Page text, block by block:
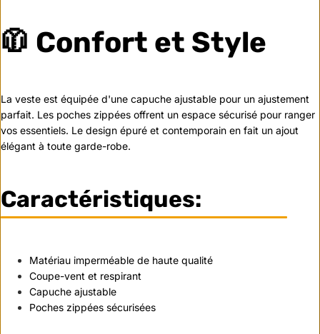
🧥 Confort et Style
La veste est équipée d'une capuche ajustable pour un ajustement
parfait. Les poches zippées offrent un espace sécurisé pour ranger
vos essentiels. Le design épuré et contemporain en fait un ajout
élégant à toute garde-robe.
Caractéristiques:
Matériau imperméable de haute qualité
Coupe-vent et respirant
Capuche ajustable
Poches zippées sécurisées